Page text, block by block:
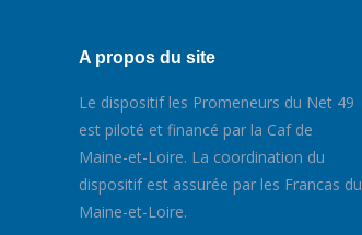
A propos du site
Le dispositif les Promeneurs du Net 49
est piloté et financé par la Caf de
Maine-et-Loire. La coordination du
dispositif est assurée par les Francas du
Maine-et-Loire.